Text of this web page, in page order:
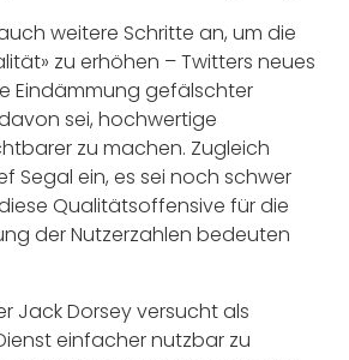
weitere Schritte an, um die
zu erhöhen – Twitters neues
Eindämmung gefälschter
sei, hochwertige
zu machen. Zugleich
Segal ein, es sei noch schwer
Qualitätsoffensive für die
der Nutzerzahlen bedeuten
Jack Dorsey versucht als
einfacher nutzbar zu